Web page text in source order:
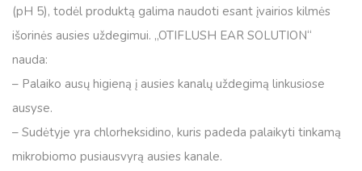
(pH 5), todėl produktą galima naudoti esant įvairios kilmės
išorinės ausies uždegimui. „OTIFLUSH EAR SOLUTION“
nauda:
– Palaiko ausų higieną į ausies kanalų uždegimą linkusiose
ausyse.
– Sudėtyje yra chlorheksidino, kuris padeda palaikyti tinkamą
mikrobiomo pusiausvyrą ausies kanale.